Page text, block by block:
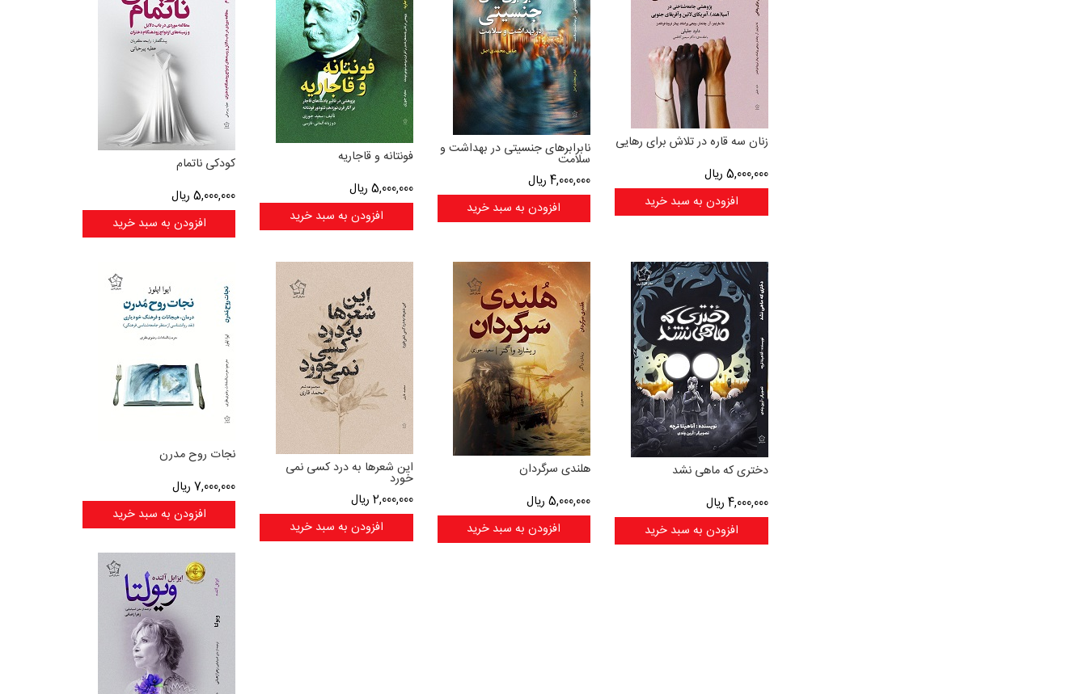
زنان سه قاره در تلاش برای رهایی
5,000,000 ریال
افزودن به سبد خرید
نابرابرهای جنسیتی در بهداشت و
سلامت
4,000,000ریال
افزودن به سبد خرید
فونتانه و قاجاریه
5,000,000 ریال
افزودن به سبد خرید
کودکی ناتمام
5,000,000ریال
افزودن به سبد خرید
دختری که ماهی نشد
4,000,000 ریال
افزودن به سبد خرید
هلندی سرگردان
5,000,000ریال
افزودن به سبد خرید
این شعرها به درد کسی نمی
خورد
2,000,000 ریال
افزودن به سبد خرید
نجات روح مدرن
7,000,000ریال
افزودن به سبد خرید